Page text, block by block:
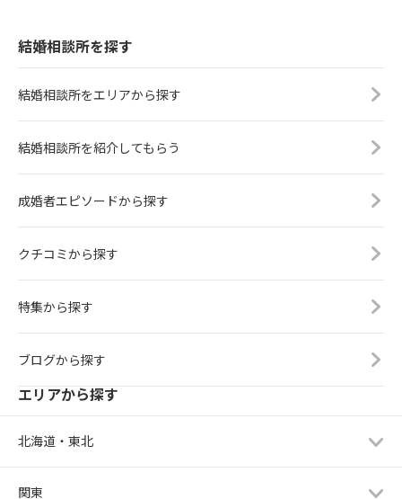
結婚相談所を探す
結婚相談所をエリアから探す
結婚相談所を紹介してもらう
成婚者エピソードから探す
クチコミから探す
特集から探す
ブログから探す
エリアから探す
北海道・東北
関東